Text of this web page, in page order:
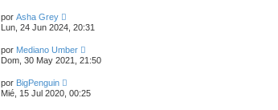
por Asha Grey
Lun, 24 Jun 2024, 20:31
por Mediano Umber
Dom, 30 May 2021, 21:50
por BigPenguin
Mié, 15 Jul 2020, 00:25